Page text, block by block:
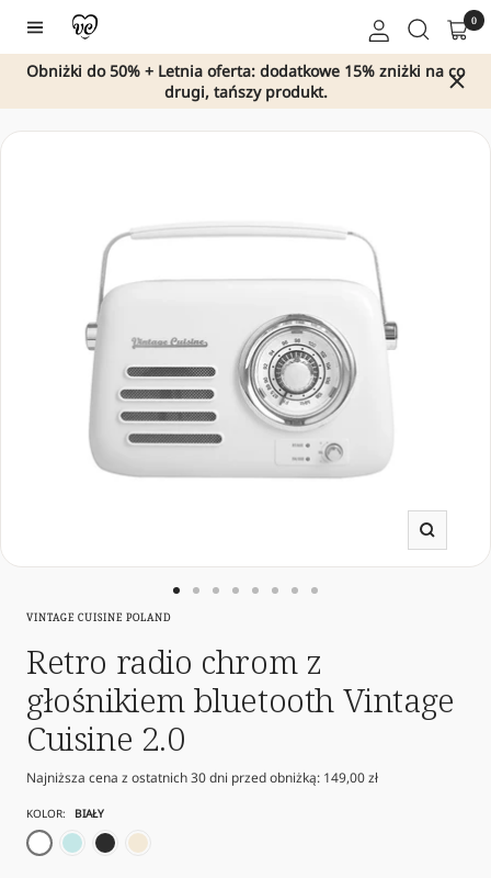
treści
Nawigacja 0
Obniżki do 50% + Letnia oferta: dodatkowe 15% zniżki na co
drugi, tańszy produkt.
Przejdź
slajdu
1
Przejdź
slajdu
19
Przejdź
slajdu
20
Przejdź
21
Przejdź
22
Przejdź
23
Przejdź
24
Przejdź
25
VINTAGE CUISINE POLAND
Retro radio chrom z
głośnikiem bluetooth Vintage
Cuisine 2.0
Najniższa cena z ostatnich 30 dni przed obniżką: 149,00 zł
KOLOR: BIAŁY
białymiętaczarny
krem